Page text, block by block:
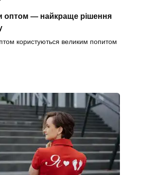
оптом — найкраще рішення
користуються великим попитом